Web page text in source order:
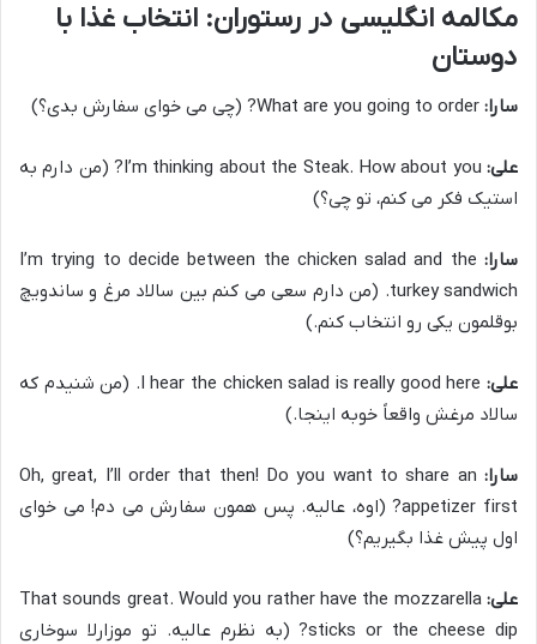
مکالمه انگلیسی در رستوران: انتخاب غذا با
دوستان
سارا:
علی:
I’m thinking about the Steak. How about you? (من دارم به
استیک فکر می کنم، تو چی؟)
سارا: I’m trying to decide between the chicken salad and the
turkey sandwich. (من دارم سعی می کنم بین سالاد مرغ و ساندویچ
بوقلمون یکی رو انتخاب کنم.)
علی:
I hear the chicken salad is really good here. (من شنیدم که
سالاد مرغش واقعاً خوبه اینجا.)
سارا: Oh, great, I’ll order that then! Do you want to share an
appetizer first? (اوه، عالیه. پس همون سفارش می دم! می خوای
اول پیش غذا بگیریم؟)
علی: That sounds great. Would you rather have the mozzarella
sticks or the cheese dip? (به نظرم عالیه. تو موزارلا سوخاری